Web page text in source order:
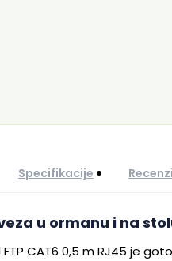
Specifikacije
u ormanu i na
CAT6 0,5 m RJ45 je